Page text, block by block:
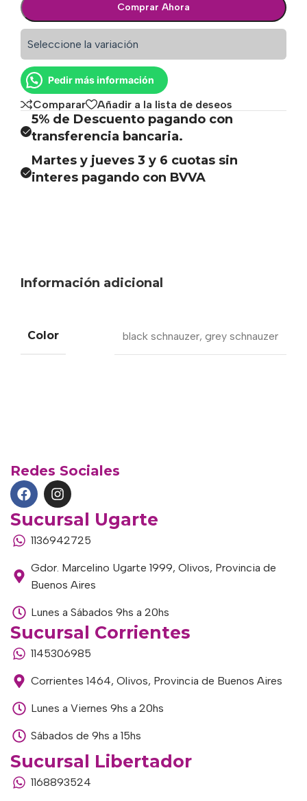
Comprar Ahora
Seleccione la variación
Pedir más información
Comparar Añadir a la lista de deseos
5% de Descuento pagando con
transferencia bancaria.
Martes y jueves 3 y 6 cuotas sin
interes pagando con BVVA
Información adicional
Color black schnauzer, grey schnauzer
Redes Sociales
Sucursal Ugarte
1136942725
Gdor. Marcelino Ugarte 1999, Olivos, Provincia de
Buenos Aires
Lunes a Sábados 9hs a 20hs
Sucursal Corrientes
1145306985
Corrientes 1464, Olivos, Provincia de Buenos Aires
Lunes a Viernes 9hs a 20hs
Sábados de 9hs a 15hs
Sucursal Libertador
1168893524